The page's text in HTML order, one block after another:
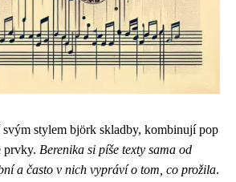
stylem björk skladby, kombinují pop
prvky. Berenika si píše texty sama od
a často v nich vypráví o tom, co prožila.